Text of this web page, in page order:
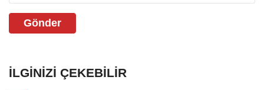
Gönder
İLGINIZI ÇEKEBILIR